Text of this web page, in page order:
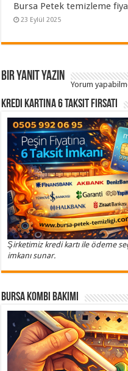
Bursa Petek temizleme
23 Eylül 2025
Bir yanıt yazın
Yorum
Kredi Kartına 6 Taksit Fırsatı
Şirketimiz kredi kartı ile ödeme
imkanı sunar.
Bursa Kombi Bakımı